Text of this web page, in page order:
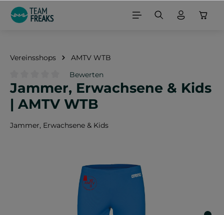
springen
Vereinsshops AMTV WTB
Durchschnittliche Bewertung von 0 von 5 Sternen
Bewerten
Jammer, Erwachsene & Kids
| AMTV WTB
Jammer, Erwachsene & Kids